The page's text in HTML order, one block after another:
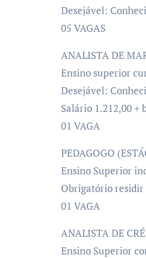
Desejável:
05 VAGAS
ANALISTA DE
Ensino superior
Desejável:
Salário 1.212,00 +
01 VAGA
PEDAGOGO
Ensino Superior
Obrigatório residir
01 VAGA
ANALISTA DE
Ensino Superior